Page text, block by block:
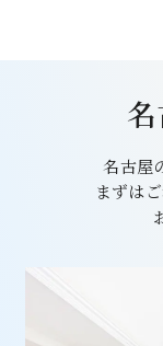
名古屋
まずは